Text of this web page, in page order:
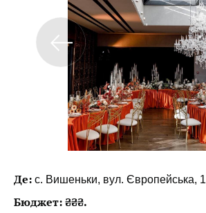
Де: с. Вишеньки, вул. Європейська, 1
Бюджет: ₴₴₴.